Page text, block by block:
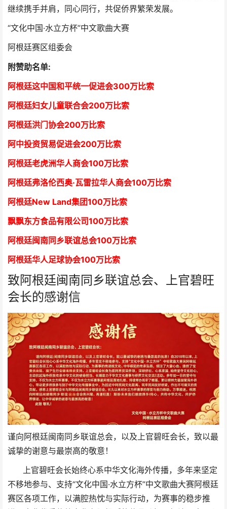
继续携手并肩，同心同行，共促侨界繁荣发展。
“文化中国·水立方杯”中文歌曲大赛
阿根廷赛区组委会
附赞助名单:
阿根廷这中国和平统一促进会300万比索
阿根廷妇女儿童联合会200万比索
阿根廷洪门协会200万比索
阿中投资贸易促进会200万比索
阿根廷老虎洲华人商会100万比索
阿根廷弗洛伦西奥·瓦雷拉华人商会100万比索
阿根廷New Land集团100万比索
飘飘东方食品有限公司100万比索
阿根廷闽南同乡联谊总会100万比索
阿根廷华人足球协会100万比索
致阿根廷闽南同乡联谊总会、上官碧旺
会长的感谢信
谨向阿根廷闽南同乡联谊总会，以及上官碧旺会长，致以最
诚挚的谢意与最崇高的敬意！
上官碧旺会长始终心系中华文化海外传播，多年来坚定
不移地参与、支持“文化中国·水立方杯”中文歌曲大赛阿根廷
赛区各项工作，以满腔热忱与实际行动，为赛事的稳步推